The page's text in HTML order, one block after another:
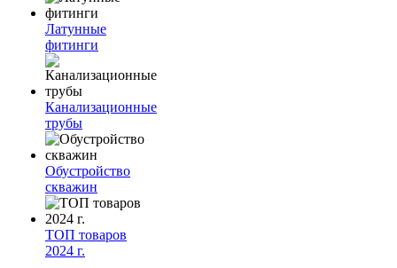
Латунные
фитинги
Канализационные
трубы
Обустройство
скважин
ТОП товаров
2024 г.